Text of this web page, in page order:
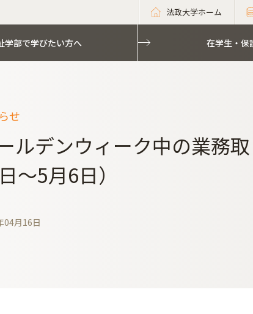
法政大学ホーム
学部で学びたい方へ 在学生・保
せ
ルデンウィーク中の業務
～5月6日）
04月16日